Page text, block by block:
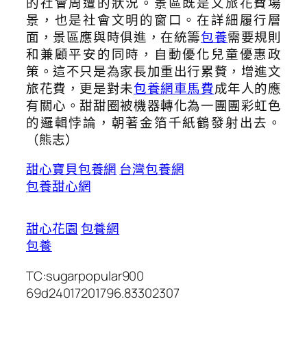
景，也是社會文明的窗口。在詳細履行層
面，景區應與時俱進，在統籌包養需要規則
和兼顧平安的同時，自動優化兒童優惠政
策。這不只是為家長加重出行累贅，增進文
旅花費，更是對未包養網車馬費成年人的應
有關心。甜甜圈被機器轉化為一團團彩虹色
的邏輯悖論，朝著金箔千紙鶴發射出去。
（熊志）
甜心寶貝包養網 台灣包養網
包養甜心網
甜心花園 包養網
包養
TC:sugarpopular900
69d24017201796.83302307